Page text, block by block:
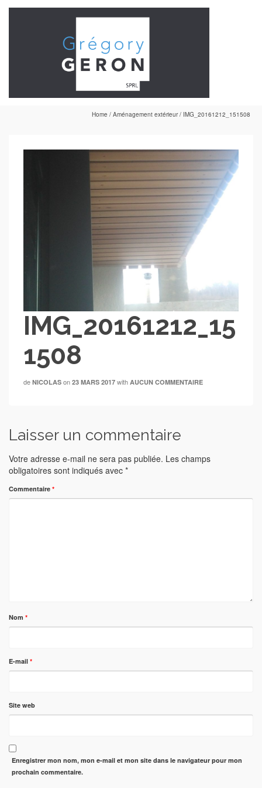
Home / Aménagement extérieur / IMG_20161212_151508
IMG_20161212_15
1508
de NICOLAS on 23 MARS 2017 with AUCUN COMMENTAIRE
Laisser un commentaire
Votre adresse e-mail ne sera pas publiée. Les champs
obligatoires sont indiqués avec *
Commentaire *
Nom *
E-mail *
Site web
Enregistrer mon nom, mon e-mail et mon site dans le navigateur pour mon
prochain commentaire.